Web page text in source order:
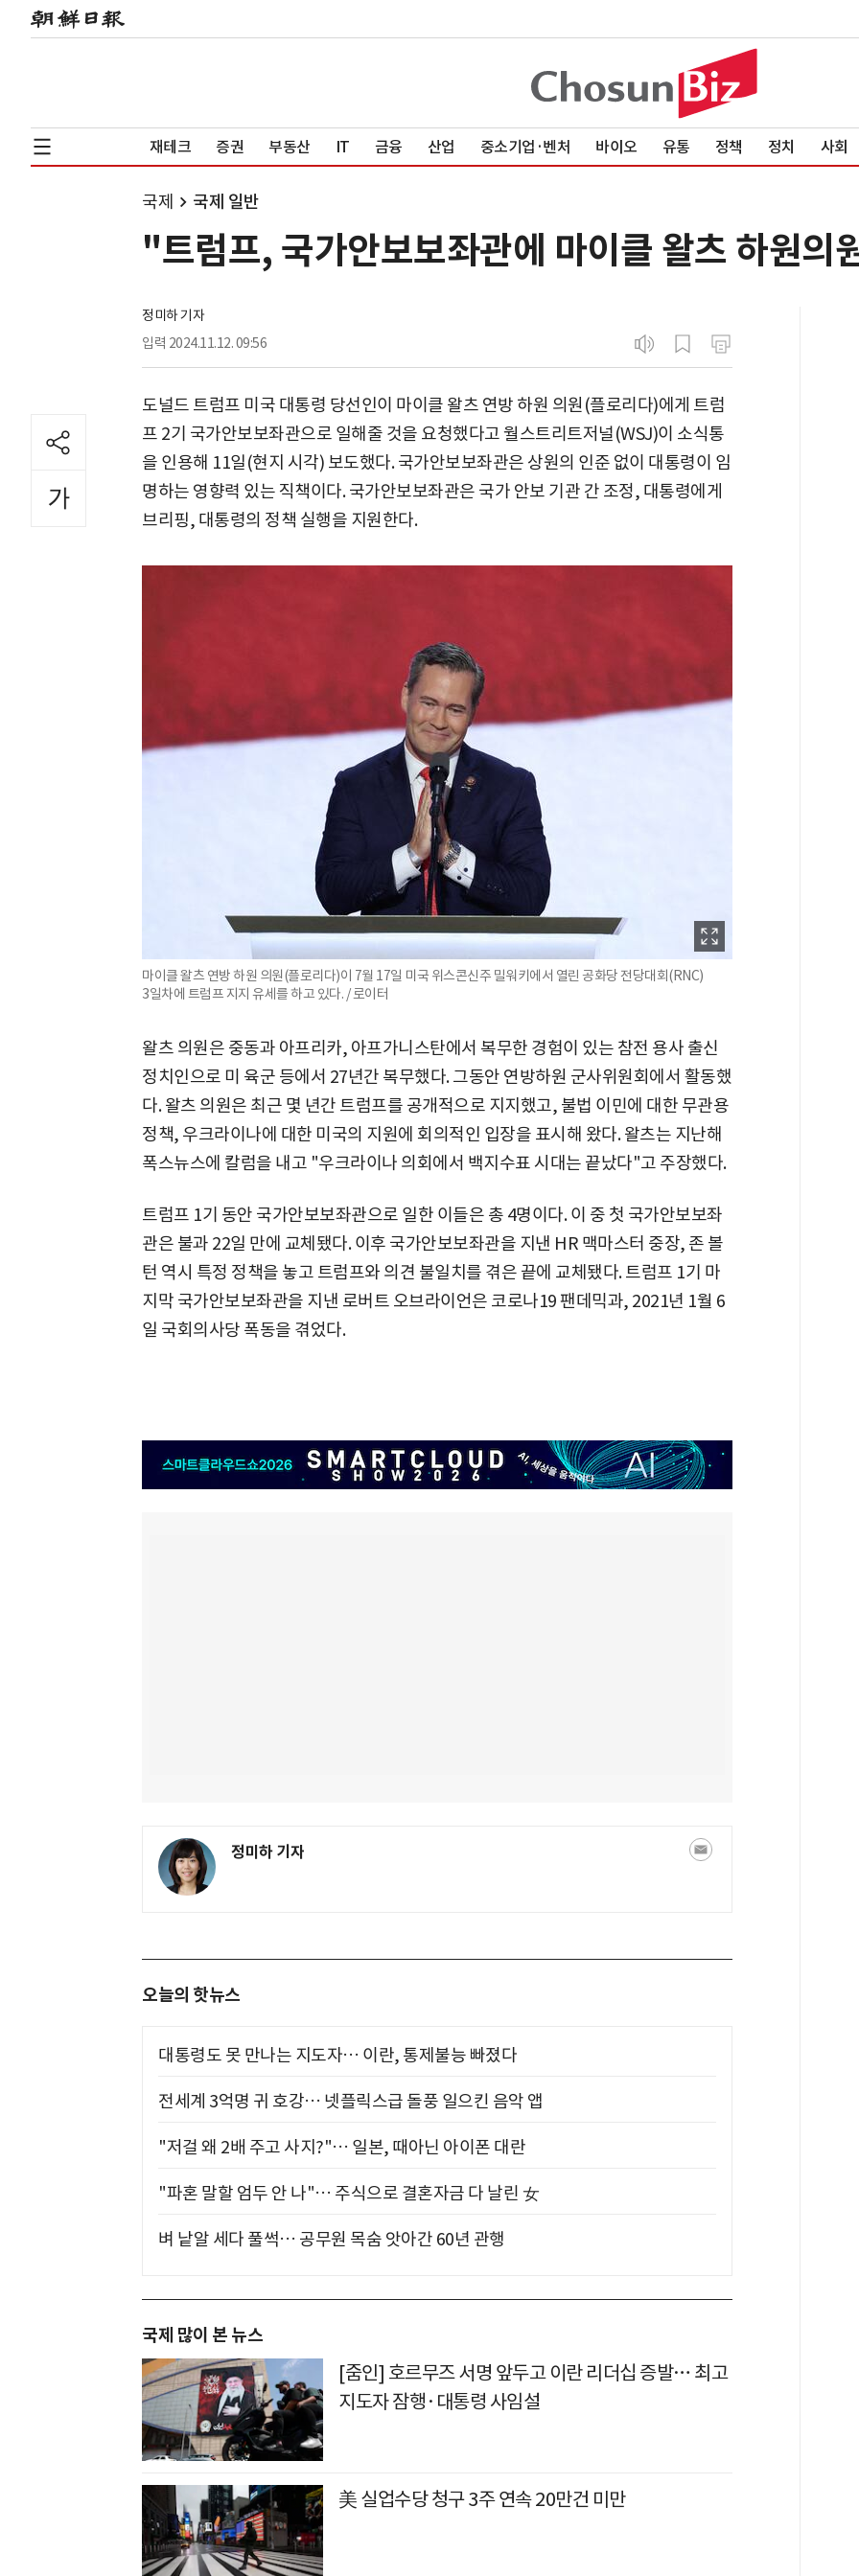
재테크 증권 부동산 IT 금융 산업 중소기업·벤처 바이오 유통 정책 정치 사회
국제 국제 일반
"트럼프, 국가안보보좌관에 마이클 왈츠 하원의
정미하 기자
입력 2024.11.12. 09:56
도널드 트럼프 미국 대통령 당선인이 마이클 왈츠 연방 하원 의원(플로리다)에게 트럼
프 2기 국가안보보좌관으로 일해줄 것을 요청했다고 월스트리트저널(WSJ)이 소식통
을 인용해 11일(현지 시각) 보도했다. 국가안보보좌관은 상원의 인준 없이 대통령이 임
명하는 영향력 있는 직책이다. 국가안보보좌관은 국가 안보 기관 간 조정, 대통령에게
브리핑, 대통령의 정책 실행을 지원한다.
마이클 왈츠 연방 하원 의원(플로리다)이 7월 17일 미국 위스콘신주 밀워키에서 열린 공화당 전당대회(RNC)
3일차에 트럼프 지지 유세를 하고 있다. / 로이터
왈츠 의원은 중동과 아프리카, 아프가니스탄에서 복무한 경험이 있는 참전 용사 출신
정치인으로 미 육군 등에서 27년간 복무했다. 그동안 연방하원 군사위원회에서 활동했
다. 왈츠 의원은 최근 몇 년간 트럼프를 공개적으로 지지했고, 불법 이민에 대한 무관용
정책, 우크라이나에 대한 미국의 지원에 회의적인 입장을 표시해 왔다. 왈츠는 지난해
폭스뉴스에 칼럼을 내고 "우크라이나 의회에서 백지수표 시대는 끝났다"고 주장했다.
트럼프 1기 동안 국가안보보좌관으로 일한 이들은 총 4명이다. 이 중 첫 국가안보보좌
관은 불과 22일 만에 교체됐다. 이후 국가안보보좌관을 지낸 HR 맥마스터 중장, 존 볼
턴 역시 특정 정책을 놓고 트럼프와 의견 불일치를 겪은 끝에 교체됐다. 트럼프 1기 마
지막 국가안보보좌관을 지낸 로버트 오브라이언은 코로나19 팬데믹과, 2021년 1월 6
일 국회의사당 폭동을 겪었다.
정미하 기자
오늘의 핫뉴스
대통령도 못 만나는 지도자… 이란, 통제불능 빠졌다
전세계 3억명 귀 호강… 넷플릭스급 돌풍 일으킨 음악 앱
"저걸 왜 2배 주고 사지?"… 일본, 때아닌 아이폰 대란
"파혼 말할 엄두 안 나"… 주식으로 결혼자금 다 날린 女
벼 낱알 세다 풀썩… 공무원 목숨 앗아간 60년 관행
국제 많이 본 뉴스
[줌인] 호르무즈 서명 앞두고 이란 리더십 증발… 최고
지도자 잠행·대통령 사임설
美 실업수당 청구 3주 연속 20만건 미만